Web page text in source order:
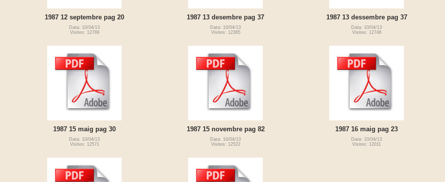
1987 12 septembre pag 20
Data: 10/04/13
Visites: 12789
1987 13 desembre pag 37
Data: 10/04/13
Visites: 12385
1987 13 dessembre pag 37
Data: 10/04/13
Visites: 12748
1987 15 maig pag 30
Data: 10/04/13
Visites: 12571
1987 15 novembre pag 82
Data: 10/04/13
Visites: 12522
1987 16 maig pag 23
Data: 10/04/13
Visites: 12011